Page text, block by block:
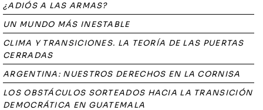
¿ADIÓS A LAS ARMAS?
UN MUNDO MÁS INESTABLE
CLIMA Y TRANSICIONES. LA TEORÍA DE LAS PUERTAS
CERRADAS
ARGENTINA: NUESTROS DERECHOS EN LA CORNISA
LOS OBSTÁCULOS SORTEADOS HACIA LA TRANSICIÓN
DEMOCRÁTICA EN GUATEMALA